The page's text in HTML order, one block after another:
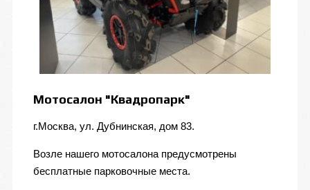
Мотосалон "Квадропарк"
г.Москва, ул. Дубнинская, дом 83.
Возле нашего мотосалона предусмотрены
бесплатные парковочные места.